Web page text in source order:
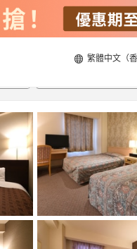
繁體中文（香